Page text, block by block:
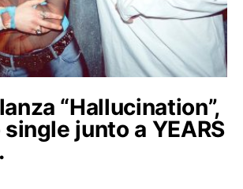
“Hallucination”,
junto a YEARS